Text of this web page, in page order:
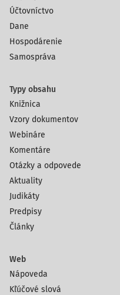
Účtovníctvo
Dane
Hospodárenie
Samospráva
Typy obsahu
Knižnica
Vzory dokumentov
Webináre
Komentáre
Otázky a odpovede
Aktuality
Judikáty
Predpisy
Články
Web
Nápoveda
Kľúčové slová